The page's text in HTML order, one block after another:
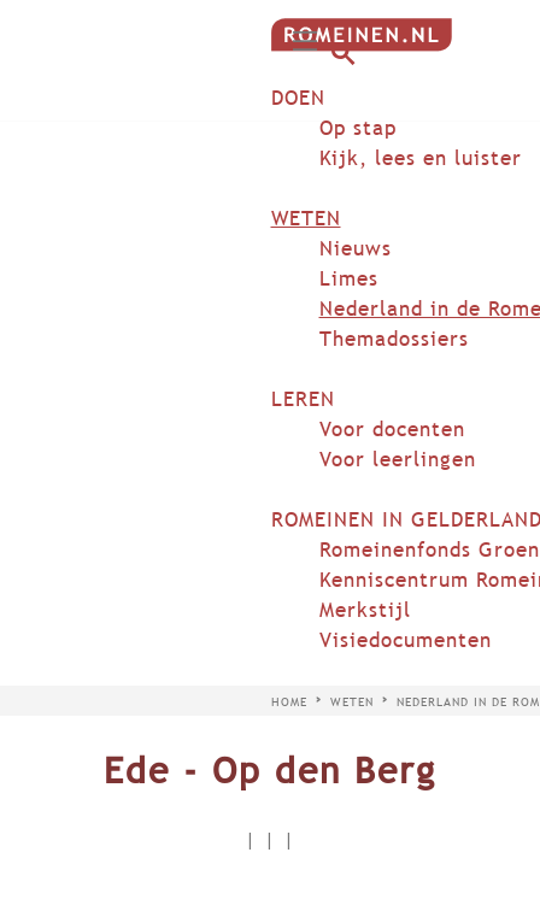
G
n
d
p
e
e
k
DOEN
Op stap
Kijk, lees en luister
WETEN
Nieuws
Limes
Nederland in de
Themadossiers
LEREN
Voor docenten
Voor leerlingen
ROMEINEN IN
Romeinenfonds
Kenniscentrum
Merkstijl
Visiedocumenten
HOME WETEN NEDERLAND IN DE
Ede - Op den Berg
| | |